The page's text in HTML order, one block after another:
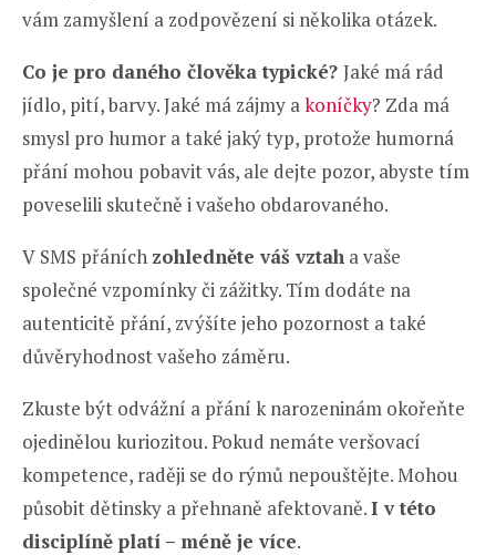
vám zamyšlení a zodpovězení si několika otázek.
Co je pro daného člověka typické? Jaké má rád
jídlo, pití, barvy. Jaké má zájmy akoníčky? Zda má
smysl pro humor a také jaký typ, protože humorná
přání mohou pobavit vás, ale dejte pozor, abyste tím
poveselili skutečně i vašeho obdarovaného.
V SMS přáních zohledněte váš vztah a vaše
společné vzpomínky či zážitky. Tím dodáte na
autenticitě přání, zvýšíte jeho pozornost a také
důvěryhodnost vašeho záměru.
Zkuste být odvážní a přání k narozeninám okořeňte
ojedinělou kuriozitou. Pokud nemáte veršovací
kompetence, raději se do rýmů nepouštějte. Mohou
působit dětinsky a přehnaně afektovaně.I v této
disciplíně platí – méně je více.